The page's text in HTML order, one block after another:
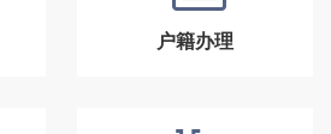
户籍办理